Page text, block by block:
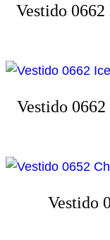
Vestido
Vestido
Vestido